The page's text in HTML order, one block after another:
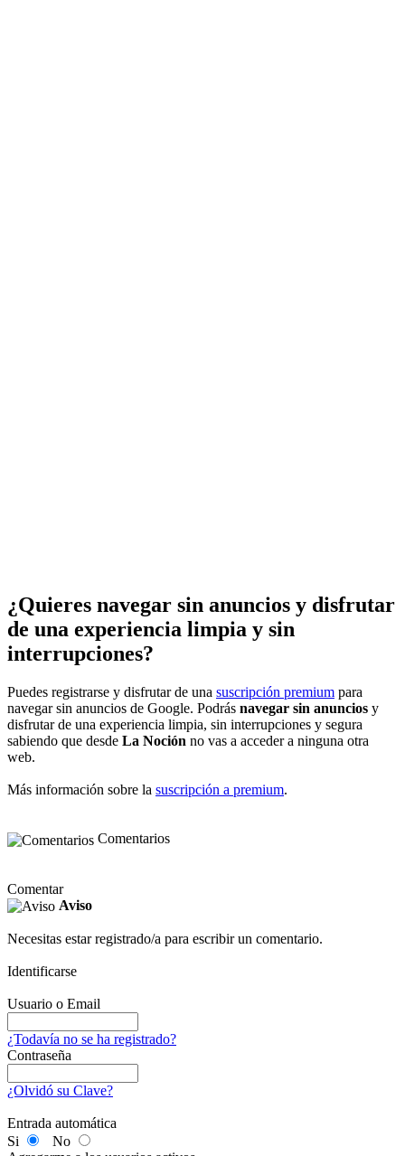
¿Quieres navegar sin anuncios y disfrutar
de una experiencia limpia y sin
interrupciones?
Puedes registrarse y disfrutar de una suscripción premium para
navegar sin anuncios de Google. Podrás navegar sin anuncios y
disfrutar de una experiencia limpia, sin interrupciones y segura
sabiendo que desde La Noción no vas a acceder a ninguna otra
web.
Más información sobre la suscripción a premium.
Comentarios
Comentar
Aviso
Necesitas estar registrado/a para escribir un comentario.
Identificarse
Usuario o Email
¿Todavía no se ha registrado?
Contraseña
¿Olvidó su Clave?
Entrada automática
Si
No